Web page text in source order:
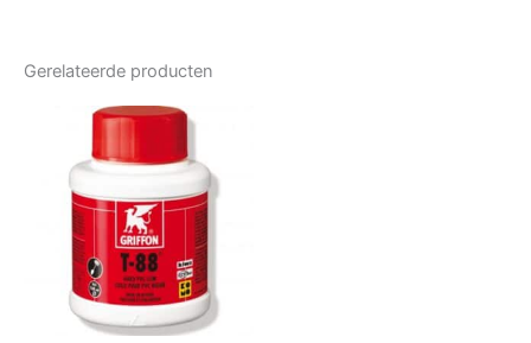
Gerelateerde producten